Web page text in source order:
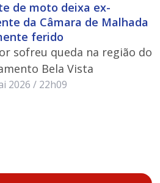
de moto deixa ex-
da Câmara de Malhada
ferido
sofreu queda na região do
Bela Vista
2026 / 22h09